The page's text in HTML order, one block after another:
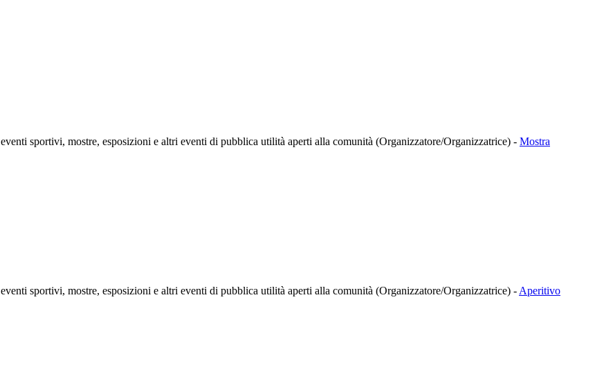
sportivi, mostre, esposizioni e altri eventi di pubblica utilità aperti alla comunità (Organizzatore/Organizzatrice) - Mostra
sportivi, mostre, esposizioni e altri eventi di pubblica utilità aperti alla comunità (Organizzatore/Organizzatrice) - Aperitivo